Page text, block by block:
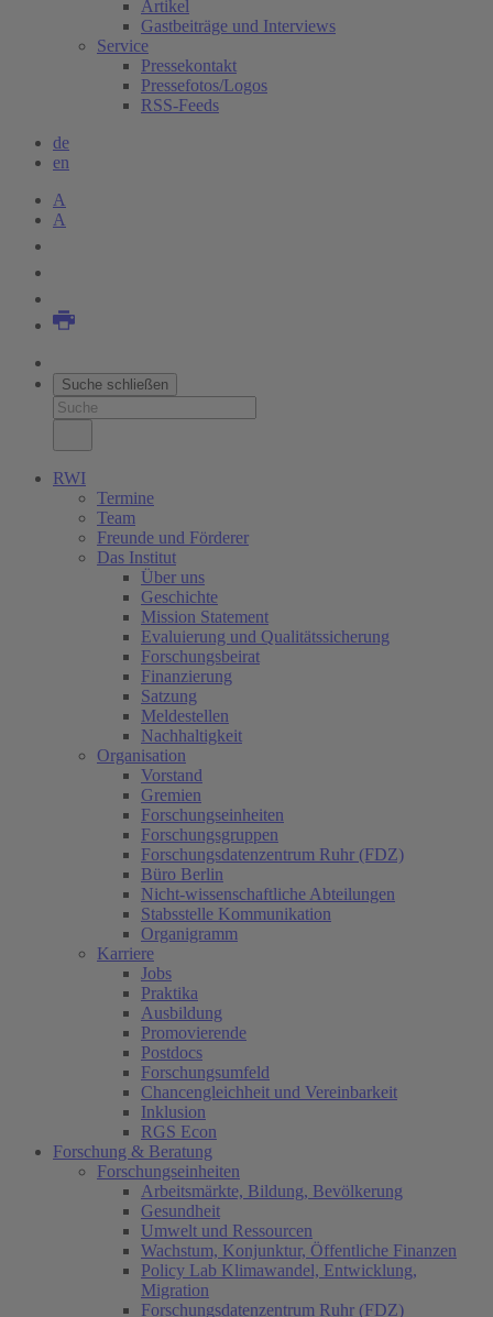
Artikel
Gastbeiträge und Interviews
Service
Pressekontakt
Pressefotos/Logos
RSS-Feeds
de
en
A
A
Suche schließen
RWI
Termine
Team
Freunde und Förderer
Das Institut
Über uns
Geschichte
Mission Statement
Evaluierung und Qualitätssicherung
Forschungsbeirat
Finanzierung
Satzung
Meldestellen
Nachhaltigkeit
Organisation
Vorstand
Gremien
Forschungseinheiten
Forschungsgruppen
Forschungsdatenzentrum Ruhr (FDZ)
Büro Berlin
Nicht-wissenschaftliche Abteilungen
Stabsstelle Kommunikation
Organigramm
Karriere
Jobs
Praktika
Ausbildung
Promovierende
Postdocs
Forschungsumfeld
Chancengleichheit und Vereinbarkeit
Inklusion
RGS Econ
Forschung & Beratung
Forschungseinheiten
Arbeitsmärkte, Bildung, Bevölkerung
Gesundheit
Umwelt und Ressourcen
Wachstum, Konjunktur, Öffentliche Finanzen
Policy Lab Klimawandel, Entwicklung,
Migration
Forschungsdatenzentrum Ruhr (FDZ)